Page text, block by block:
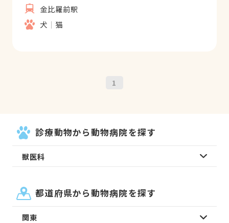
金比羅前駅
犬
猫
1
診療動物から動物病院を探す
獣医科
都道府県から動物病院を探す
関東